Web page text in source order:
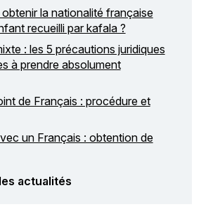
la nationalité française
recueilli par kafala ?
: les 5 précautions juridiques
à prendre absolument
de Français : procédure et
un Français : obtention de
actualités